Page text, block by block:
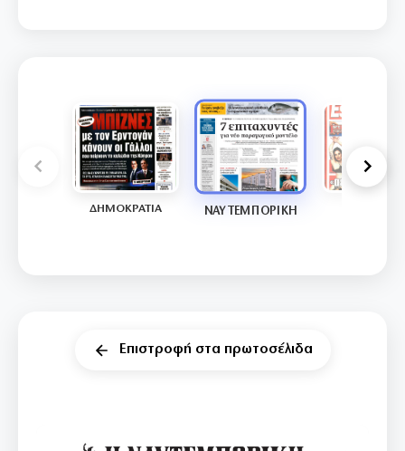
ΔΗΜΟΚΡΑΤΙΑ ΝΑΥΤΕΜΠΟΡΙΚΗ
Επιστροφή στα πρωτοσέλιδα